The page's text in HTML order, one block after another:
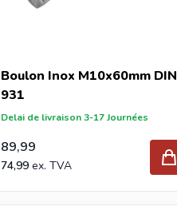
Boulon Inox M10x60mm DIN
931
Delai de livraison 3-17 Journées
89,99
74,99